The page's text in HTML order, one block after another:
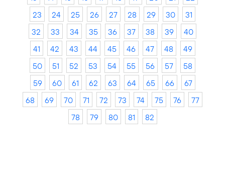
23
24 25 26 27 28 29 30
31
32
33 34 35 36 37 38 39
40
41
42 43 44 45 46 47 48
49
50
51 52 53 54 55 56 57
58
59
60 61 62 63 64 65 66
67
68
69 70 71 72 73 74 75 76
77
78
79 80 81 82